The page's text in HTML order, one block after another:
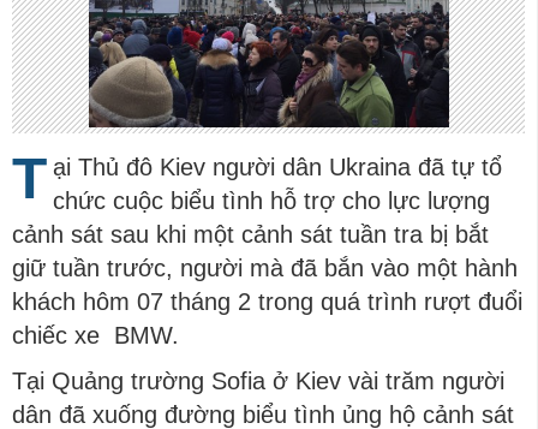
T ại Thủ đô Kiev người dân Ukraina đã tự tổ
chức cuộc biểu tình hỗ trợ cho lực lượng
cảnh sát sau khi một cảnh sát tuần tra bị bắt
giữ tuần trước, người mà đã bắn vào một hành
khách hôm 07 tháng 2 trong quá trình rượt đuổi
chiếc xe BMW.
Tại Quảng trường Sofia ở Kiev vài trăm người
dân đã xuống đường biểu tình ủng hộ cảnh sát